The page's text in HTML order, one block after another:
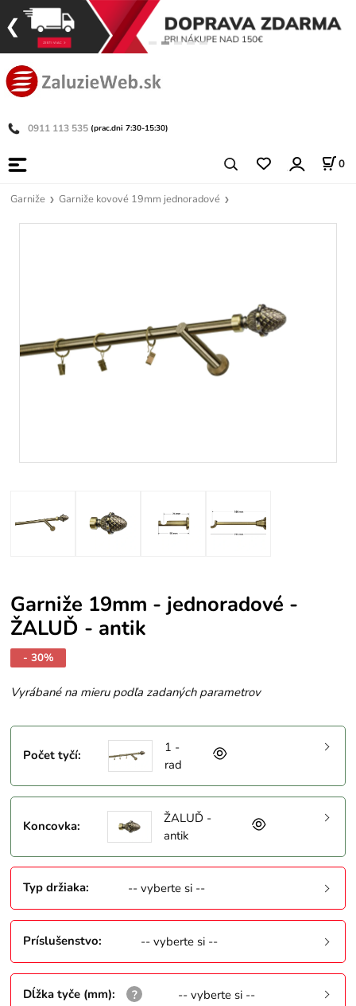
0911 113 535 (prac.dni 7:30-15:30)
0
Garniže Garniže kovové 19mm jednoradové
Garniže 19mm - jednoradové -
ŽALUĎ - antik
- 30%
Vyrábané na mieru podľa zadaných parametrov
Počet tyčí:
1 -
rad
Koncovka:
ŽALUĎ -
antik
Typ držiaka: -- vyberte si --
Príslušenstvo: -- vyberte si --
Dĺžka tyče (mm): -- vyberte si --